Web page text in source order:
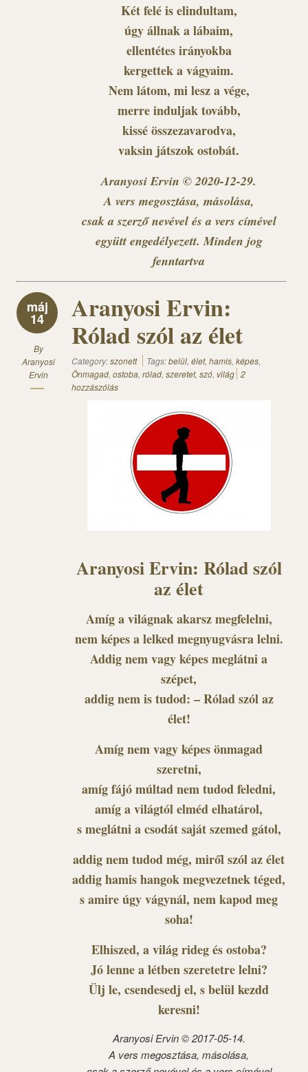
Két felé is elindultam,
úgy állnak a lábaim,
ellentétes irányokba
kergettek a vágyaim.
Nem látom, mi lesz a vége,
merre induljak tovább,
kissé összezavarodva,
vaksin játszok ostobát.
Aranyosi Ervin © 2020-12-29.
A vers megosztása, másolása,
csak a szerző nevével és a vers címével
együtt engedélyezett. Minden jog
fenntartva
máj
14
By
Aranyosi
Ervin
Aranyosi Ervin:
Rólad szól az élet
Category:szonett Tags:belül, élet, hamis, képes,
Önmagad, ostoba, rólad, szeretet, szó, világ 2
hozzászólás
Aranyosi Ervin: Rólad szól
az élet
Amíg a világnak akarsz megfelelni,
nem képes a lelked megnyugvásra lelni.
Addig nem vagy képes meglátni a
szépet,
addig nem is tudod: – Rólad szól az
élet!
Amíg nem vagy képes önmagad
szeretni,
amíg fájó múltad nem tudod feledni,
amíg a világtól elméd elhatárol,
s meglátni a csodát saját szemed gátol,
addig nem tudod még, miről szól az élet
addig hamis hangok megvezetnek téged,
s amire úgy vágynál, nem kapod meg
soha!
Elhiszed, a világ rideg és ostoba?
Jó lenne a létben szeretetre lelni?
Ülj le, csendesedj el, s belül kezdd
keresni!
Aranyosi Ervin © 2017-05-14.
A vers megosztása, másolása,